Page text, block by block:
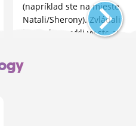
(napríklad ste na mieste
Natali/Sherony). Zvládali
by ste ho, zvykli vy ste si